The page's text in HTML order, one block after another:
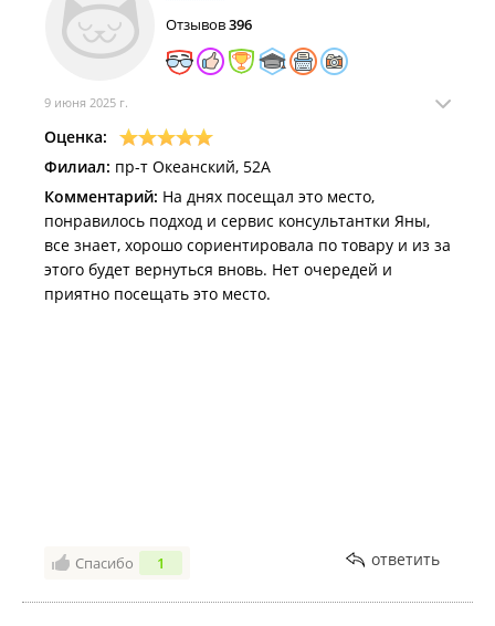
Отзывов396
9 июня 2025 г.
Оценка:
Филиал: пр-т Океанский, 52А
Комментарий: На днях посещал это место,
понравилось подход и сервис консультантки Яны,
все знает, хорошо сориентировала по товару и из за
этого будет вернуться вновь. Нет очередей и
приятно посещать это место.
Спасибо 1 ответить